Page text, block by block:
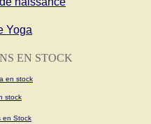
Yoga
EN STOCK
stock